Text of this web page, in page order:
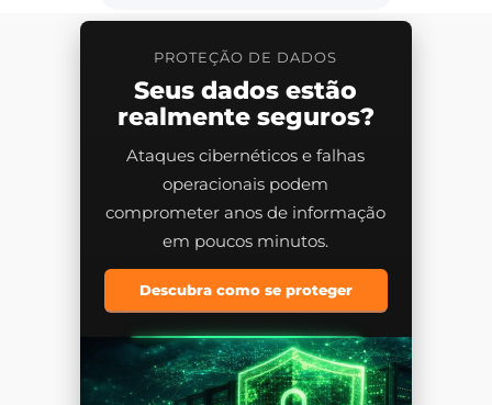
PROTEÇÃO DE DADOS
Seus dados estão
realmente seguros?
Ataques cibernéticos e falhas
operacionais podem
comprometer anos de informação
em poucos minutos.
Descubra como se proteger